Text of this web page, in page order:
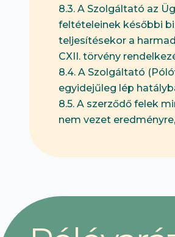
8.3. A Szolgáltató az
feltételeinek későbbi
teljesítésekor a
CXII. törvény
8.4. A Szolgáltató
egyidejűleg lép
8.5. A szerződő felek
nem vezet